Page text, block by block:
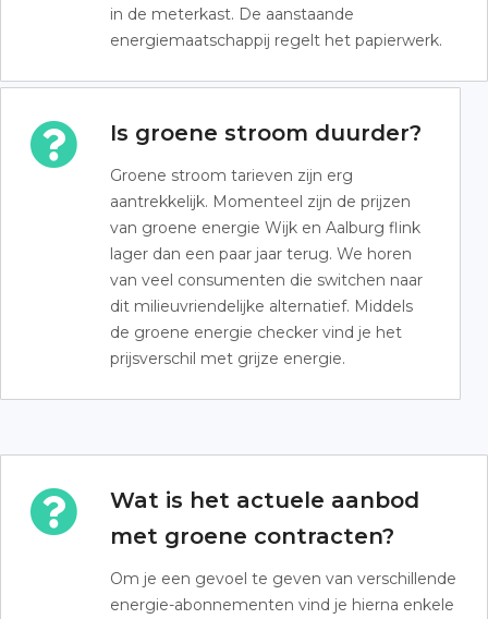
in de meterkast. De aanstaande
energiemaatschappij regelt het papierwerk.
Is groene stroom duurder?
Groene stroom tarieven zijn erg
aantrekkelijk. Momenteel zijn de prijzen
van groene energie Wijk en Aalburg flink
lager dan een paar jaar terug. We horen
van veel consumenten die switchen naar
dit milieuvriendelijke alternatief. Middels
de groene energie checker vind je het
prijsverschil met grijze energie.
Wat is het actuele aanbod
met groene contracten?
Om je een gevoel te geven van verschillende
energie-abonnementen vind je hierna enkele